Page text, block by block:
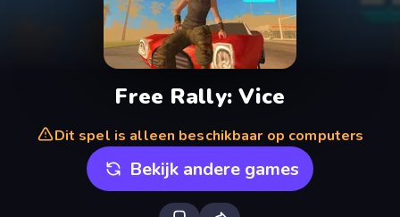
Free Rally: Vice
Dit spel is alleen beschikbaar op computers
Bekijk andere games